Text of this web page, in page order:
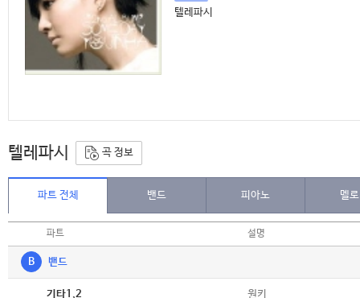
텔레파시
텔레파시 곡 정보
파트 전체 밴드 피아노 멜
파트 설명
B 밴드
기타1,2 원키